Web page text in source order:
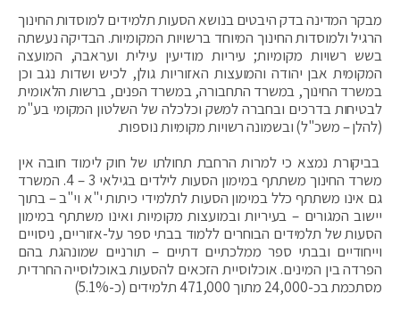
מבקר המדינה בדק היבטים בנושא הסעות תלמידים למוסדות החינוך
הרגיל ולמוסדות החינוך המיוחד ברשויות המקומיות. הבדיקה נעשתה
בשש רשויות מקומיות; עיריות מודיעין עילית ועראבה, המועצה
המקומית אבן יהודה והמועצות האזוריות גולן, לכיש ושדות נגב וכן
במשרד החינוך, במשרד התחבורה, במשרד הפנים, ברשות הלאומית
לבטיחות בדרכים ובחברה למשק וכלכלה של השלטון המקומי בע"מ
(להלן – משכ"ל) ובשמונה רשויות מקומיות נוספות.
בביקורת נמצא כי למרות הרחבת תחולתו של חוק לימוד חובה אין
משרד החינוך משתתף במימון הסעות לילדים בגילאי 3 – 4. המשרד
גם אינו משתתף כלל במימון הסעות לתלמידי כיתות י"א וי"ב – בתוך
יישוב המגורים – בעיריות ובמועצות מקומיות ואינו משתתף במימון
הסעות של תלמידים הבוחרים ללמוד בבתי ספר על-אזוריים, ניסויים
וייחודיים ובבתי ספר ממלכתיים דתיים – תורניים שמונהגת בהם
הפרדה בין המינים. אוכלוסיית הזכאים להסעות באוכלוסייה החרדית
מסתכמת בכ-24,000 מתוך 471,000 תלמידים (כ-5.1%)